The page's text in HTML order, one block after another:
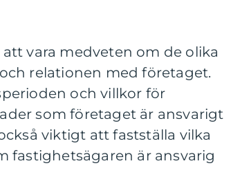
vara medveten om de olika
relationen med företaget.
och villkor för
som företaget är ansvarigt
viktigt att fastställa vilka
fastighetsägaren är ansvarig